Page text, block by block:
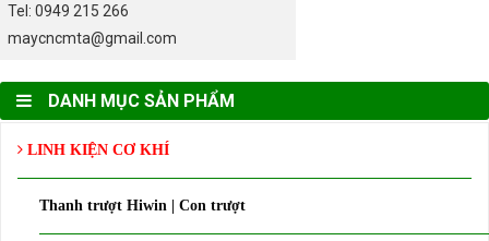
Tel: 0949 215 266
maycncmta@gmail.com
DANH MỤC SẢN PHẨM
LINH KIỆN CƠ KHÍ
Thanh trượt Hiwin | Con trượt